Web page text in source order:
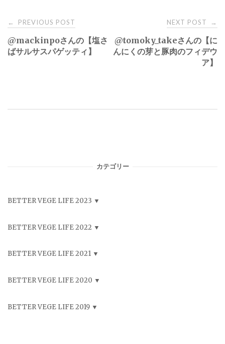
Post
navigation
← PREVIOUS POST
@mackinpoさんの【塩さ
ばサルサスパゲッティ】
NEXT POST →
@tomoky_takeさんの【に
んにくの芽と豚肉のフィデウ
ア】
カテゴリー
BETTER VEGE LIFE 2023
BETTER VEGE LIFE 2022
BETTER VEGE LIFE 2021
BETTER VEGE LIFE 2020
BETTER VEGE LIFE 2019